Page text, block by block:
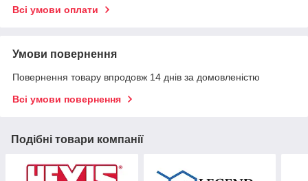
Всі умови оплати
Умови повернення
Повернення товару впродовж 14 днів за домовленістю
Всі умови повернення
Подібні товари компанії